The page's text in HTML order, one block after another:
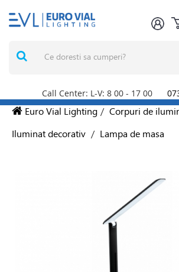
Call Center: L-V: 8 00 - 17 00
Euro Vial Lighting / Corpuri de
Iluminat decorativ / Lampa de masa